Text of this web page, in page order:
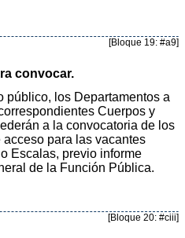
[Bloque 19: #a9]
convocar.
público, los Departamentos a
Cuerpos y
a la convocatoria de los
para las vacantes
Escalas, previo informe
de la Función Pública.
[Bloque 20: #ciii]